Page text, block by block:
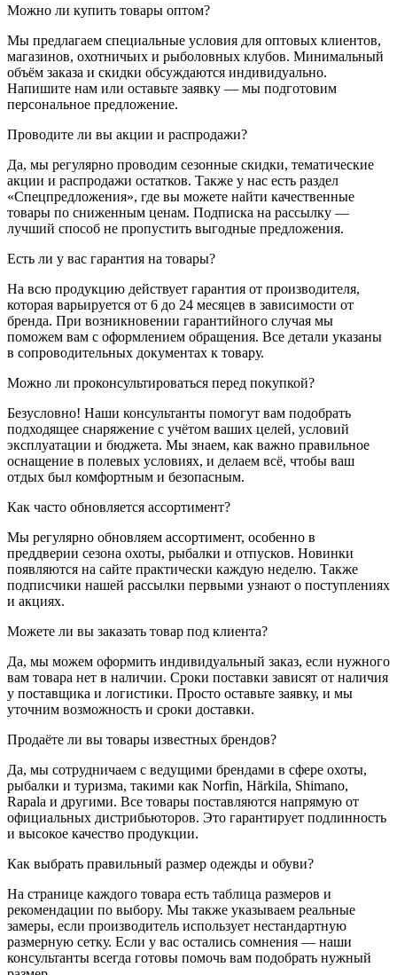
Можно ли купить товары оптом?
Мы предлагаем специальные условия для оптовых клиентов,
магазинов, охотничьих и рыболовных клубов. Минимальный
объём заказа и скидки обсуждаются индивидуально.
Напишите нам или оставьте заявку — мы подготовим
персональное предложение.
Проводите ли вы акции и распродажи?
Да, мы регулярно проводим сезонные скидки, тематические
акции и распродажи остатков. Также у нас есть раздел
«Спецпредложения», где вы можете найти качественные
товары по сниженным ценам. Подписка на рассылку —
лучший способ не пропустить выгодные предложения.
Есть ли у вас гарантия на товары?
На всю продукцию действует гарантия от производителя,
которая варьируется от 6 до 24 месяцев в зависимости от
бренда. При возникновении гарантийного случая мы
поможем вам с оформлением обращения. Все детали указаны
в сопроводительных документах к товару.
Можно ли проконсультироваться перед покупкой?
Безусловно! Наши консультанты помогут вам подобрать
подходящее снаряжение с учётом ваших целей, условий
эксплуатации и бюджета. Мы знаем, как важно правильное
оснащение в полевых условиях, и делаем всё, чтобы ваш
отдых был комфортным и безопасным.
Как часто обновляется ассортимент?
Мы регулярно обновляем ассортимент, особенно в
преддверии сезона охоты, рыбалки и отпусков. Новинки
появляются на сайте практически каждую неделю. Также
подписчики нашей рассылки первыми узнают о поступлениях
и акциях.
Можете ли вы заказать товар под клиента?
Да, мы можем оформить индивидуальный заказ, если нужного
вам товара нет в наличии. Сроки поставки зависят от наличия
у поставщика и логистики. Просто оставьте заявку, и мы
уточним возможность и сроки доставки.
Продаёте ли вы товары известных брендов?
Да, мы сотрудничаем с ведущими брендами в сфере охоты,
рыбалки и туризма, такими как Norfin, Härkila, Shimano,
Rapala и другими. Все товары поставляются напрямую от
официальных дистрибьюторов. Это гарантирует подлинность
и высокое качество продукции.
Как выбрать правильный размер одежды и обуви?
На странице каждого товара есть таблица размеров и
рекомендации по выбору. Мы также указываем реальные
замеры, если производитель использует нестандартную
размерную сетку. Если у вас остались сомнения — наши
консультанты всегда готовы помочь вам подобрать нужный